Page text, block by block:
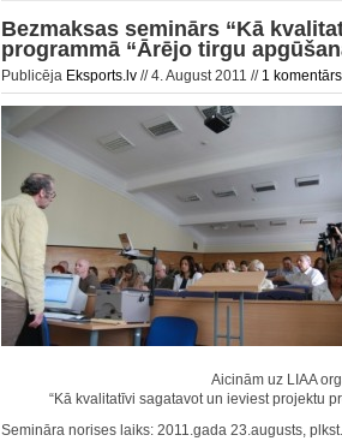
Bezmaksas seminārs “Kā
programmā “Ārējo tirgu
Publicēja Eksports.lv // 4. August 2011 // 1 komentārs
Aicinām uz LIAA
“Kā kvalitatīvi sagatavot un ieviest projektu
Semināra norises laiks: 2011.gada 23.augusts,